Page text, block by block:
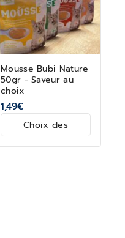
Mousse Bubi Nature
50gr - Saveur au
choix
1,49€
Choix des